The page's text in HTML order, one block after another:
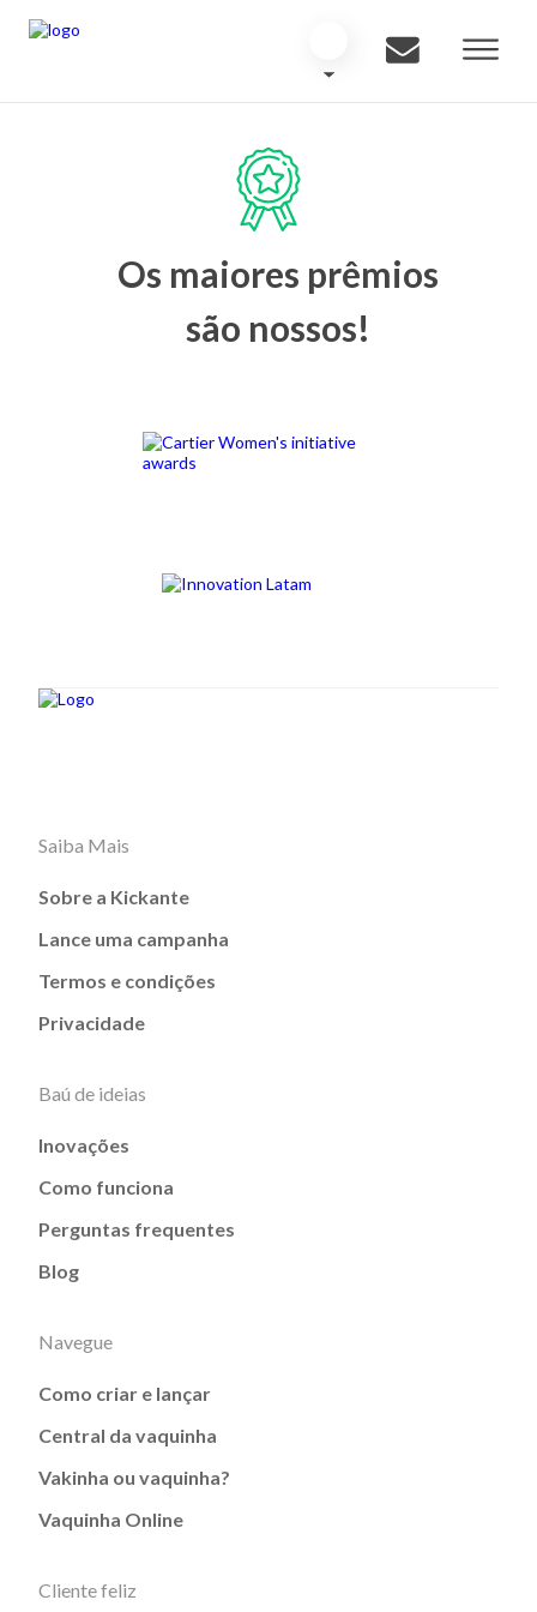
Os maiores prêmios
são nossos!
Saiba Mais
Sobre a Kickante
Lance uma campanha
Termos e condições
Privacidade
Baú de ideias
Inovações
Como funciona
Perguntas frequentes
Blog
Navegue
Como criar e lançar
Central da vaquinha
Vakinha ou vaquinha?
Vaquinha Online
Cliente feliz